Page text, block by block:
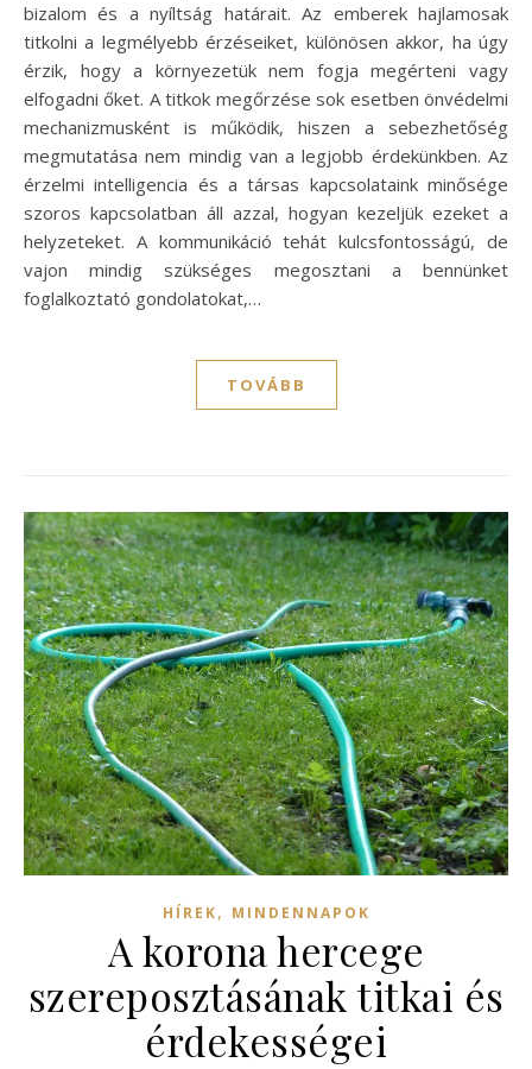
bizalom és a nyíltság határait. Az emberek hajlamosak
titkolni a legmélyebb érzéseiket, különösen akkor, ha úgy
érzik, hogy a környezetük nem fogja megérteni vagy
elfogadni őket. A titkok megőrzése sok esetben önvédelmi
mechanizmusként is működik, hiszen a sebezhetőség
megmutatása nem mindig van a legjobb érdekünkben. Az
érzelmi intelligencia és a társas kapcsolataink minősége
szoros kapcsolatban áll azzal, hogyan kezeljük ezeket a
helyzeteket. A kommunikáció tehát kulcsfontosságú, de
vajon mindig szükséges megosztani a bennünket
foglalkoztató gondolatokat,…
TOVÁBB
HÍREK, MINDENNAPOK
A korona hercege
szereposztásának titkai és
érdekességei